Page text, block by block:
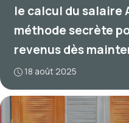
le calcul du salaire
méthode secrète
revenus dès
18 août 2025